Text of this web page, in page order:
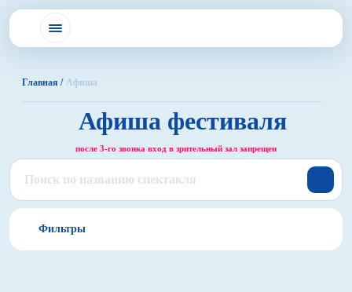
Главная / Афиша
Афиша фестиваля
после 3-го звонка вход в зрительный зал запрещен
Фильтры